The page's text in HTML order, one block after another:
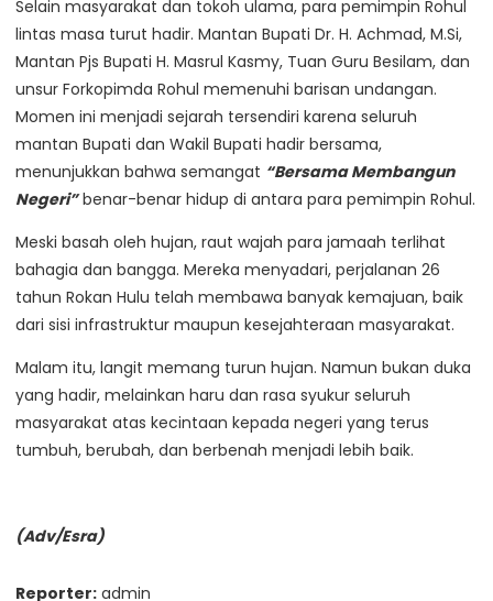
Selain masyarakat dan tokoh ulama, para pemimpin Rohul
lintas masa turut hadir. Mantan Bupati Dr. H. Achmad, M.Si,
Mantan Pjs Bupati H. Masrul Kasmy, Tuan Guru Besilam, dan
unsur Forkopimda Rohul memenuhi barisan undangan.
Momen ini menjadi sejarah tersendiri karena seluruh
mantan Bupati dan Wakil Bupati hadir bersama,
menunjukkan bahwa semangat “Bersama Membangun
Negeri” benar-benar hidup di antara para pemimpin Rohul.
Meski basah oleh hujan, raut wajah para jamaah terlihat
bahagia dan bangga. Mereka menyadari, perjalanan 26
tahun Rokan Hulu telah membawa banyak kemajuan, baik
dari sisi infrastruktur maupun kesejahteraan masyarakat.
Malam itu, langit memang turun hujan. Namun bukan duka
yang hadir, melainkan haru dan rasa syukur seluruh
masyarakat atas kecintaan kepada negeri yang terus
tumbuh, berubah, dan berbenah menjadi lebih baik.
(Adv/Esra)
Reporter: admin